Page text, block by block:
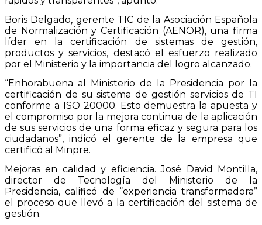
Boris Delgado, gerente TIC de la Asociación Española
de Normalización y Certificación (AENOR), una firma
líder en la certificación de sistemas de gestión,
productos y servicios, destacó el esfuerzo realizado
por el Ministerio y la importancia del logro alcanzado.
“Enhorabuena al Ministerio de la Presidencia por la
certificación de su sistema de gestión servicios de TI
conforme a ISO 20000. Esto demuestra la apuesta y
el compromiso por la mejora continua de la aplicación
de sus servicios de una forma eficaz y segura para los
ciudadanos”, indicó el gerente de la empresa que
certificó al Minpre.
Mejoras en calidad y eficiencia. José David Montilla,
director de Tecnología del Ministerio de la
Presidencia, calificó de “experiencia transformadora”
el proceso que llevó a la certificación del sistema de
gestión.